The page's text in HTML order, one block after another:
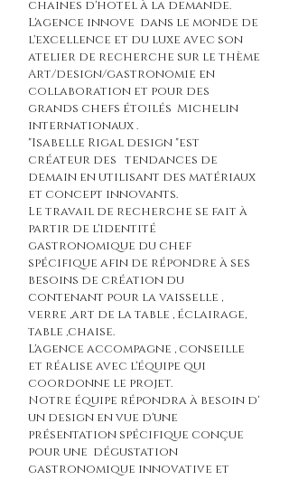
chaines d'hotel à la demande.
L'agence innove dans le monde de
l'excellence et du luxe avec son
atelier de recherche sur le thème
Art/design/gastronomie en
collaboration et pour des
grands chefs étoilés Michelin
internationaux .
"Isabelle Rigal design "est
créateur des tendances de
demain en utilisant des matériaux
et concept innovants.
Le travail de recherche se fait à
partir de l'identité
gastronomique du chef
spécifique afin de répondre à ses
besoins de création du
contenant pour la vaisselle ,
verre ,art de la table , éclairage,
table ,chaise.
L'agence accompagne , conseille
et réalise avec l'équipe qui
coordonne le projet.
Notre équipe répondra à besoin d'
un design en vue d'une
présentation spécifique conçue
pour une dégustation
gastronomique innovative et